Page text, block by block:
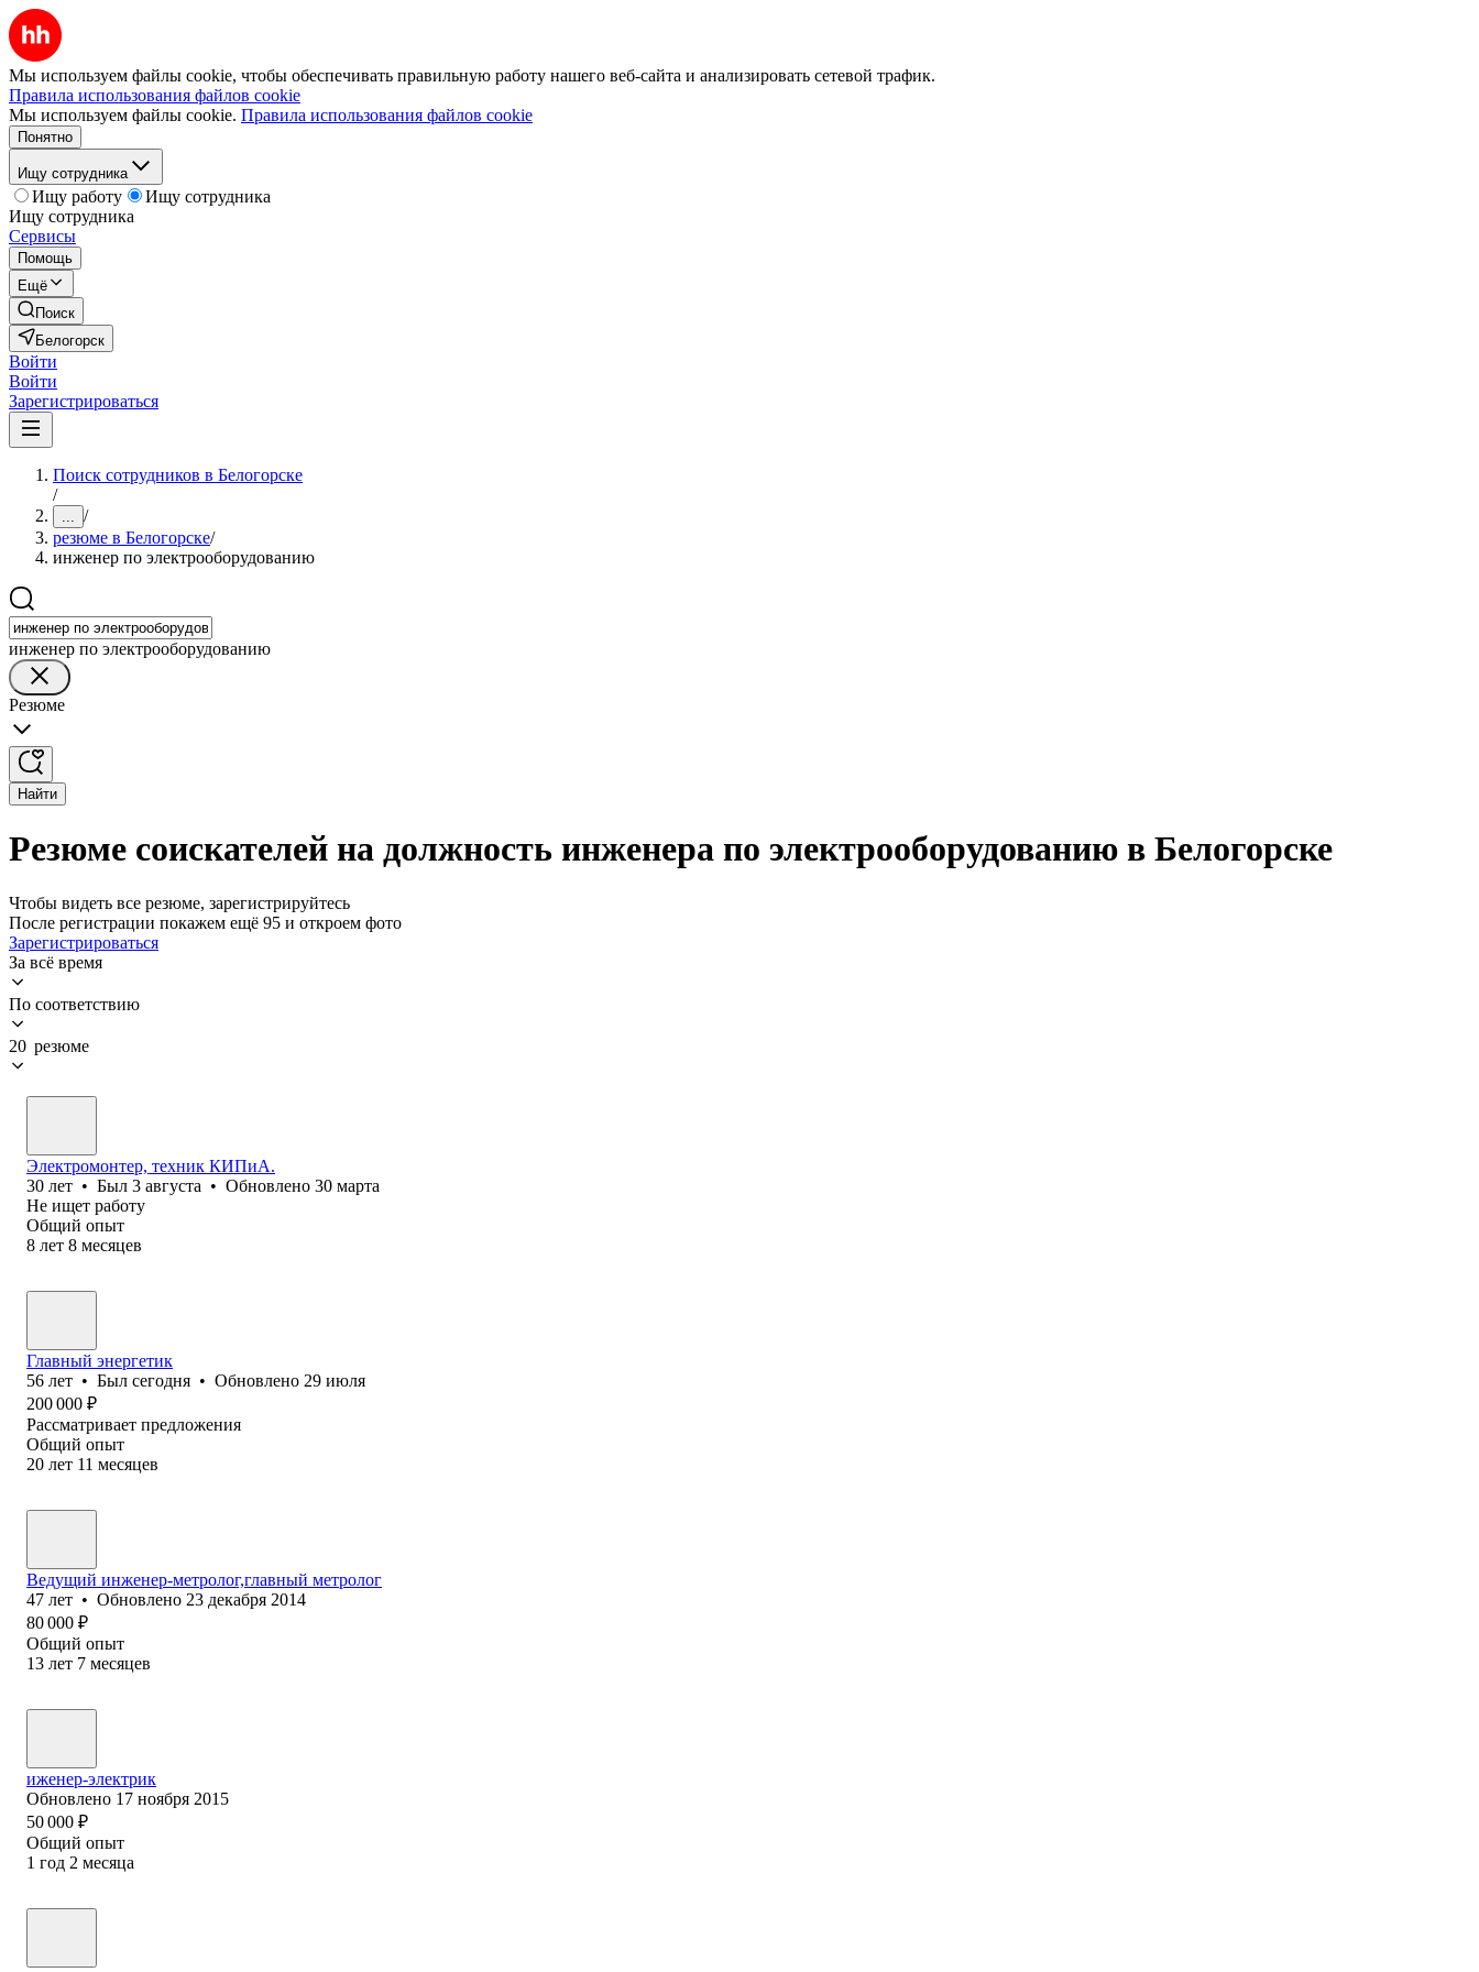
Мы используем файлы cookie, чтобы обеспечивать правильную работу нашего веб-сайта и анализировать сетевой трафик.
Правила использования файлов cookie
Мы используем файлы cookie. Правила использования файлов cookie
Понятно
Ищу сотрудника
Ищу работу
Ищу сотрудника
Ищу сотрудника
Сервисы
Помощь
Ещё
Поиск
Белогорск
Войти
Войти
Зарегистрироваться
Поиск сотрудников в Белогорске
/
... /
резюме в Белогорске/
инженер по электрооборудованию
инженер по электрооборудованию
Резюме
Найти
Резюме соискателей на должность инженера по электрооборудованию в Белогорске
Чтобы видеть все резюме, зарегистрируйтесь
После регистрации покажем ещё 95 и откроем фото
Зарегистрироваться
За всё время
По соответствию
20 резюме
Электромонтер, техник КИПиА.
30 лет • Был 3 августа • Обновлено 30 марта
Не ищет работу
Общий опыт
8 лет 8 месяцев
Главный энергетик
56 лет • Был сегодня • Обновлено 29 июля
200 000 ₽
Рассматривает предложения
Общий опыт
20 лет 11 месяцев
Ведущий инженер-метролог,главный метролог
47 лет • Обновлено 23 декабря 2014
80 000 ₽
Общий опыт
13 лет 7 месяцев
иженер-электрик
Обновлено 17 ноября 2015
50 000 ₽
Общий опыт
1 год 2 месяца